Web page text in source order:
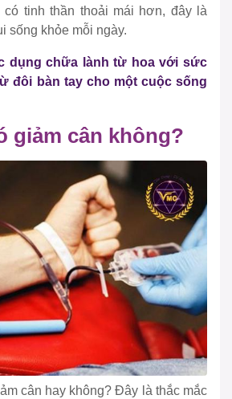
có tinh thần thoải mái hơn, đây là
sống khỏe mỗi ngày.
dụng chữa lành từ hoa với sức
đôi bàn tay cho một cuộc sống
giảm cân không?
cân hay không? Đây là thắc mắc